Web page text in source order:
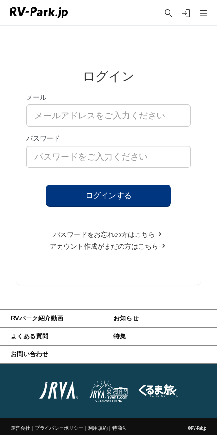
ログイン
メール
パスワード
パスワードをお忘れの方はこちら
アカウント作成がまだの方はこちら
RVパーク紹介動画 お知らせ
よくある質問 特集
お問い合わせ
運営会社 ｜ プライバシーポリシー ｜利用規約 ｜特商法 ©RV-Park.jp